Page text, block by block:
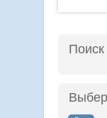
Поиск